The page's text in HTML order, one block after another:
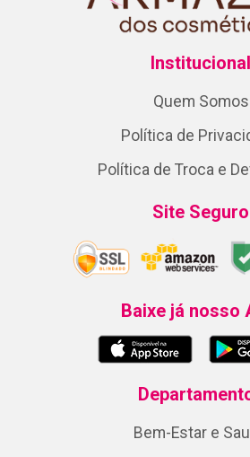
Institucional
Quem Somos
Política de
Política de Troca e
Site Seguro
Baixe já nosso
Bem-Estar e